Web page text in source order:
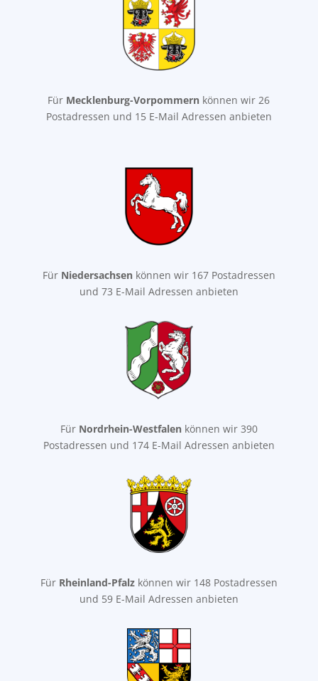
Für Mecklenburg-Vorpommern können wir 26
Postadressen und 15 E-Mail Adressen anbieten
Für Niedersachsenkönnen wir 167 Postadressen
und 73 E-Mail Adressen anbieten
Für Nordrhein-Westfalenkönnen wir 390
Postadressen und 174 E-Mail Adressen anbieten
Für Rheinland-Pfalzkönnen wir 148 Postadressen
und 59 E-Mail Adressen anbieten